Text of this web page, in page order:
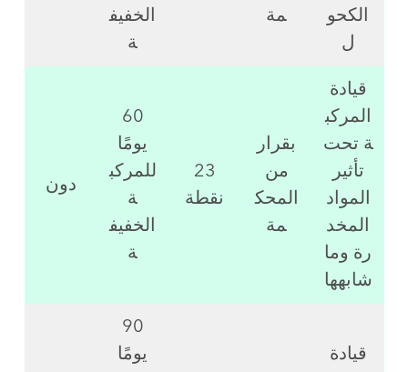
الكحو
ل
مة
الخفيف
ة
قيادة
المركب
ة تحت
تأثير
المواد
المخد
رة وما
شابهها
بقرار
من
المحك
مة
23
نقطة
60
يومًا
للمركب
ة
الخفيف
ة
دون
قيادة
90
يومًا